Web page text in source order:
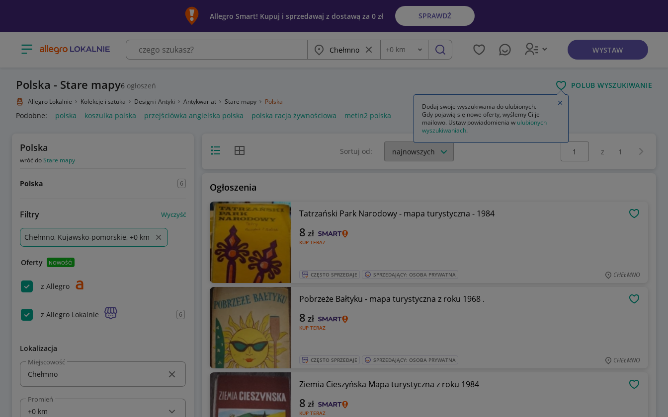
Allegro Smart! Kupuj i sprzedawaj z dostawą za 0 zł SPRAWDŹ
Otwórz menu z kategoriami Miasto Wyczyść frazę
Odległość
+0 km szukaj WYSTAW
Polska - Stare mapy6 ogłoszeń POLUB WYSZUKIWANIE
Allegro Lokalnie Kolekcje i sztuka Design i Antyki Antykwariat Stare mapy Polska
Podobne: polska koszulka polska przejściówka angielska polska polska racja żywnościowa metin2 polska
Polska
wróć doStare mapy
Polska 6
Filtry Wyczyść
Chełmno, Kujawsko-pomorskie, +0 km
Oferty NOWOŚĆ!
z Allegro
z Allegro Lokalnie 6
Lokalizacja
Miejscowość
Promień
Widok listyWidok siatki Sortuj od:
Wybierz stronę:
z 1
Ogłoszenia
Tatrzański Park Narodowy - mapa turystyczna - 1984
KUP TERAZ
8 zł
CZĘSTO SPRZEDAJE SPRZEDAJĄCY: OSOBA PRYWATNA CHEŁMNO
Pobrzeże Bałtyku - mapa turystyczna z roku 1968 .
KUP TERAZ
8 zł
CZĘSTO SPRZEDAJE SPRZEDAJĄCY: OSOBA PRYWATNA CHEŁMNO
Ziemia Cieszyńska Mapa turystyczna z roku 1984
KUP TERAZ
8 zł
Dodaj swoje wyszukiwania do ulubionych.
Gdy pojawią się nowe oferty, wyślemy Ci je
mailowo. Ustaw powiadomienia w ulubionych
wyszukiwaniach.
Zamknij wskazówkę